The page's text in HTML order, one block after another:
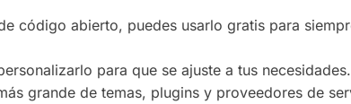
código abierto, puedes usarlo gratis para
para que se ajuste a tus
grande de temas, plugins y proveedores de